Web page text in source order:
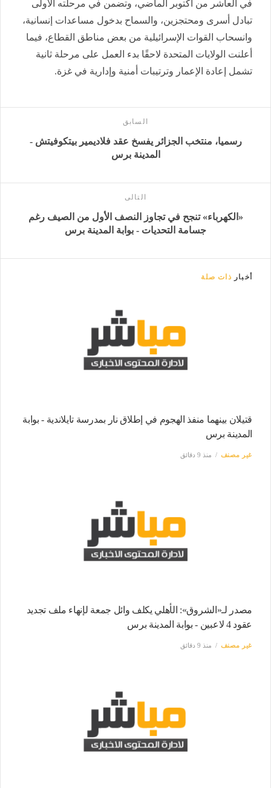
في العاشر من أكتوبر الماضي، وتضمن في مرحلته الأولى
تبادل أسرى ومحتجزين، والسماح بدخول مساعدات إنسانية،
وانسحاب القوات الإسرائيلية من بعض مناطق القطاع، فيما
أعلنت الولايات المتحدة لاحقًا بدء العمل على مرحلة ثانية
تشمل إعادة الإعمار وترتيبات أمنية وإدارية في غزة.
السابق
رسميا، منتخب الجزائر يفسخ عقد فلاديمير بيتكوفيتش -
المدينة برس
التالى
«الكهرباء» تنجح في تجاوز النصف الأول من الصيف رغم
جسامة التحديات - بوابة المدينة برس
أخبار ذات صلة
قتيلان بينهما منفذ الهجوم في إطلاق نار بمدرسة تايلاندية - بوابة
المدينة برس
غير مصنف منذ 9 دقائق
مصدر لـ«الشروق»: الأهلي يكلف وائل جمعة لإنهاء ملف تجديد
عقود 4 لاعبين - بوابة المدينة برس
غير مصنف منذ 9 دقائق